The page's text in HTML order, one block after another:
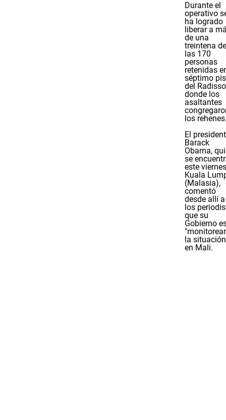
Durante el
operativo
ha logrado
liberar a
de una
treintena
las 170
personas
retenidas
séptimo
del
donde los
asaltantes
los
El
Barack
Obama,
se
este
Kuala
(Malasia),
comentó
desde allí a
los
que su
Gobierno
la
en Mali.